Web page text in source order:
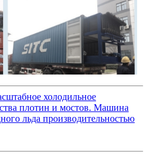
холодильное
плотин и мостов. Машина
льда производительностью